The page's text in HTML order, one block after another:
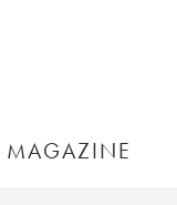
MAGAZINE